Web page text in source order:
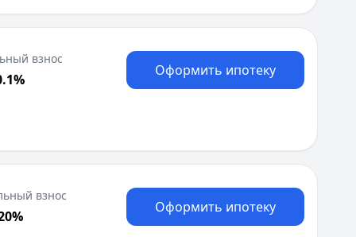
О
Омск
Оренбург
П
Пенза
Рязань
Самара
Санкт-Петербург
взнос
Оформить ипотеку
взнос
Оформить ипотеку